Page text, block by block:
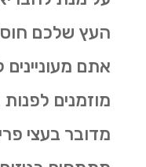
העץ שלכם
אתם
מוזמנים
מדובר בעצי